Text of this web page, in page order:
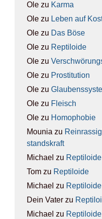
Ole zu Kar­ma
Ole zu Leben auf
Ole zu Das Böse
Ole zu Rep­ti­lo­ide
Ole zu
Ole zu Pro­sti­tu­ti­on
Ole zu
Ole zu Fleisch
Ole zu Homo­pho­bie
Mounia zu
stands­kraft
Michael zu Rep­ti­lo­ide
Tom zu Rep­ti­lo­ide
Michael zu Rep­ti­lo­ide
Dein Vater zu
Michael zu Rep­ti­lo­ide